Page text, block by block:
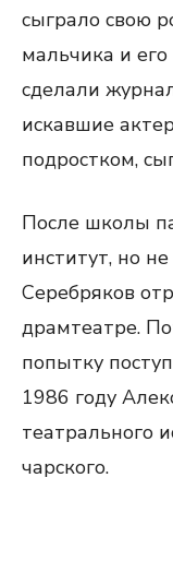
сыграло свою
мальчика и
сделали
искавшие
подростком,
После школы
институт, но
Серебряков
драмтеатре.
попытку
1986 году
театрального
чарского.